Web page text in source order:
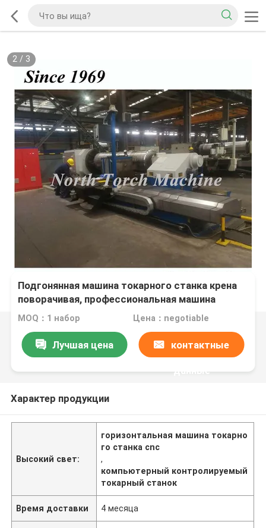
2/ 3
Подгонянная машина токарного станка крена
поворачивая, профессиональная машина
токарного станка CNC малошумная
MOQ：1 набор Цена：negotiable
Лучшая цена контактные
данные
Характер продукции
Высокий свет:
горизонтальная машина токарно
го станка cnc
,
компьютерный контролируемый
токарный станок
Время доставки 4 месяца